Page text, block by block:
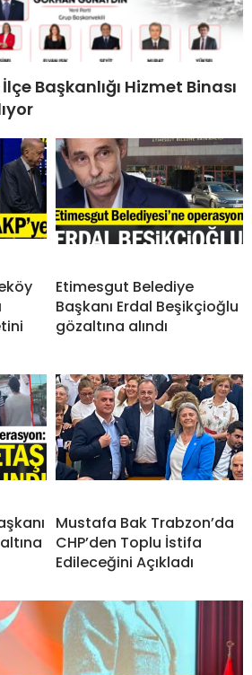
İlçe Başkanlığı Hizmet Binası
Etimesgut Belediye
Başkanı Erdal Beşikçioğlu
gözaltına alındı
Mustafa Bak Trabzon’da
CHP’den Toplu İstifa
Edileceğini Açıkladı